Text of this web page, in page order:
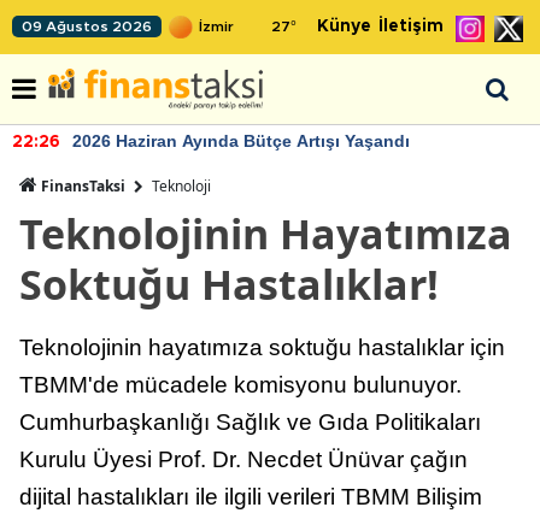
09 Ağustos 2026 27° Künye İletişim
22:26 2026 Haziran Ayında Bütçe Artışı Yaşandı
FinansTaksi Teknoloji
Teknolojinin Hayatımıza
Soktuğu Hastalıklar!
Teknolojinin hayatımıza soktuğu hastalıklar için
TBMM'de mücadele komisyonu bulunuyor.
Cumhurbaşkanlığı Sağlık ve Gıda Politikaları
Kurulu Üyesi Prof. Dr. Necdet Ünüvar çağın
dijital hastalıkları ile ilgili verileri TBMM Bilişim